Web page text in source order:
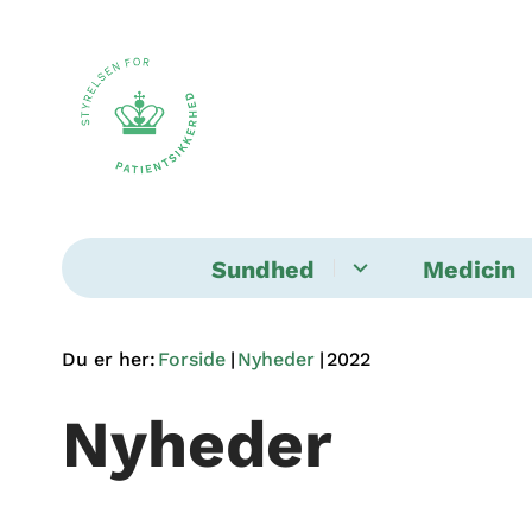
Sundhed Medicin
Du er her: Forside Nyheder 2022
Nyheder